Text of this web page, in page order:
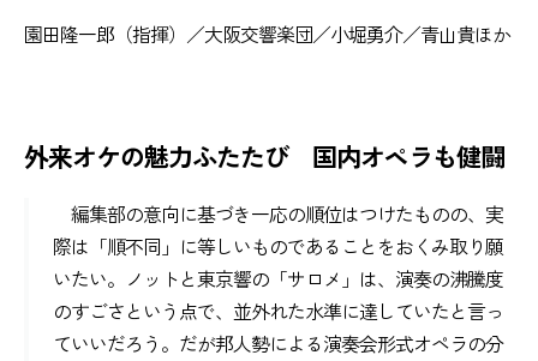
園田隆一郎（指揮）／大阪交響楽団／小堀勇介／青山貴ほか
外来オケの魅力ふたたび 国内オペラも健闘
編集部の意向に基づき一応の順位はつけたものの、実
際は「順不同」に等しいものであることをおくみ取り願
いたい。ノットと東京響の「サロメ」は、演奏の沸騰度
のすごさという点で、並外れた水準に達していたと言っ
ていいだろう。だが邦人勢による演奏会形式オペラの分